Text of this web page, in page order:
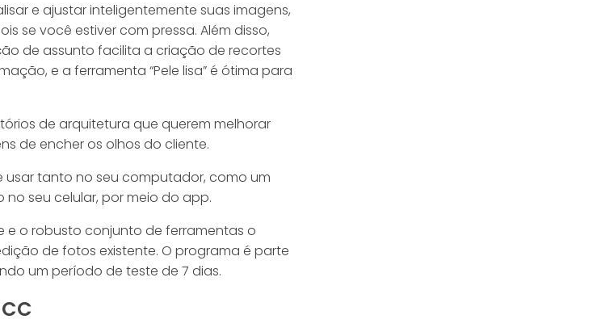
e ajustar inteligentemente suas imagens,
se você estiver com pressa. Além disso,
de assunto facilita a criação de recortes
e a ferramenta “Pele lisa” é ótima para
de arquitetura que querem melhorar
de encher os olhos do cliente.
usar tanto no seu computador, como um
seu celular, por meio do app.
e o robusto conjunto de ferramentas o
de fotos existente. O programa é parte
um período de teste de 7 dias.